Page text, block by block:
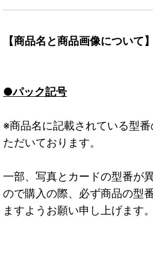
【商品名と商品画像について】
●パック記号
※商品名に記載されている型
ただいております。
一部、写真とカードの型番が
ので購入の際、必ず商品の型
ますようお願い申し上げます。